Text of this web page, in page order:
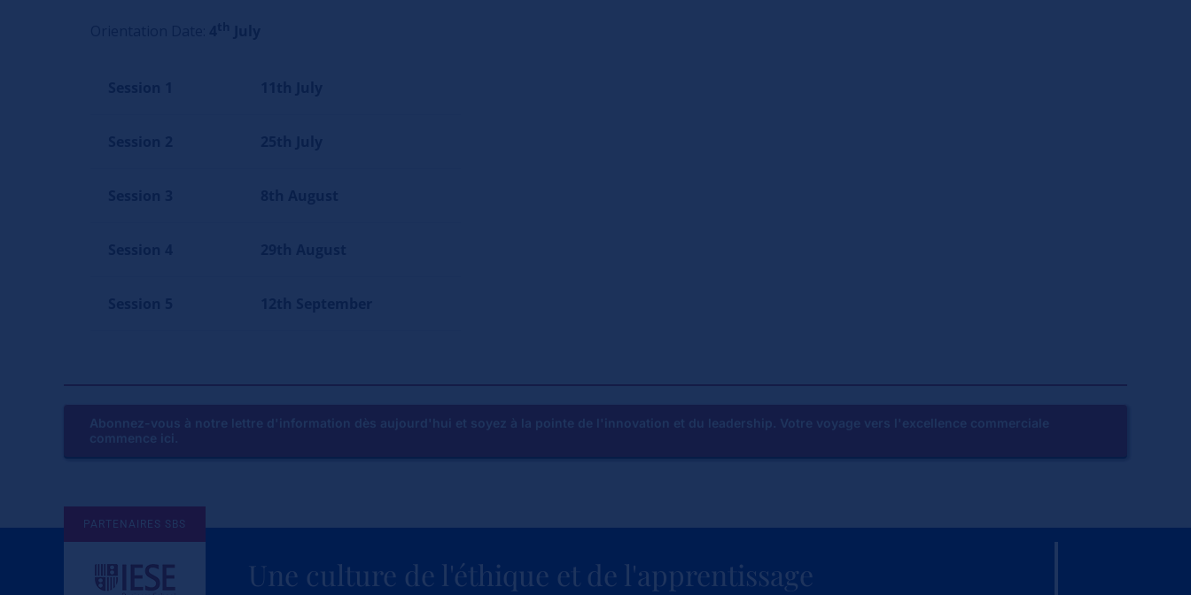
Abonnez-vous à notre lettre d'information dès aujourd'hui et soyez à la pointe de l'innovation et du leadership. Votre voyage vers l'excellence commerciale
commence ici.
Une culture de l'éthique et de l'apprentissage
PARTENAIRES SBS